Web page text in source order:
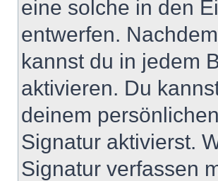
eine solche in den
entwerfen.
kannst du in jedem
aktivieren. Du
deinem
Signatur aktivierst.
Signatur verfassen